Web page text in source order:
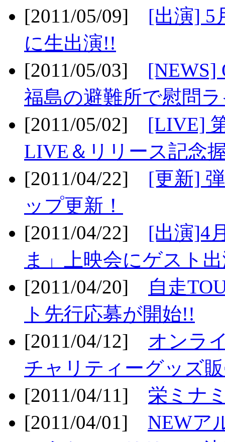
[2011/05/09] [出演] 5
に生出演!!
[2011/05/03] [NEWS]
福島の避難所で慰問
[2011/05/02] [LIVE]
LIVE＆リリース記念
[2011/04/22] [更新]
ップ更新！
[2011/04/22] [出演]4
ま」上映会にゲスト
[2011/04/20]
自走
ト先行応募が開始!!
[2011/04/12] オンラ
チャリティーグッズ
[2011/04/11] 栄ミナ
[2011/04/01] NEWア